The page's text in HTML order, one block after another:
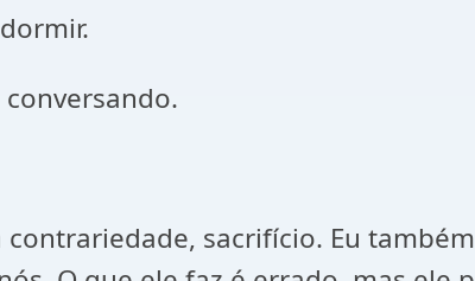
sacrifício. Eu